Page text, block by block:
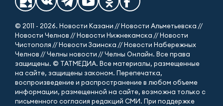
© 2011 - 2026. Новости Казани // Новости Альметьевска //
Новости Челнов // Новости Нижнекамска // Новости
Чистополя // Новости Заинска // Новости Набережных
Челнов // Челны новости // Челны Онлайн. Все права
защищены. © ТАТМЕДИА. Все материалы, размещенные
на сайте, защищены законом. Перепечатка,
воспроизведение и распространение в любом объеме
информации, размещенной на сайте, возможна только с
письменного согласия редакций СМИ. При поддержке